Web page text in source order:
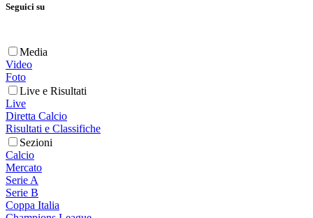
Seguici su
Media
Video
Foto
Live e Risultati
Live
Diretta Calcio
Risultati e Classifiche
Sezioni
Calcio
Mercato
Serie A
Serie B
Coppa Italia